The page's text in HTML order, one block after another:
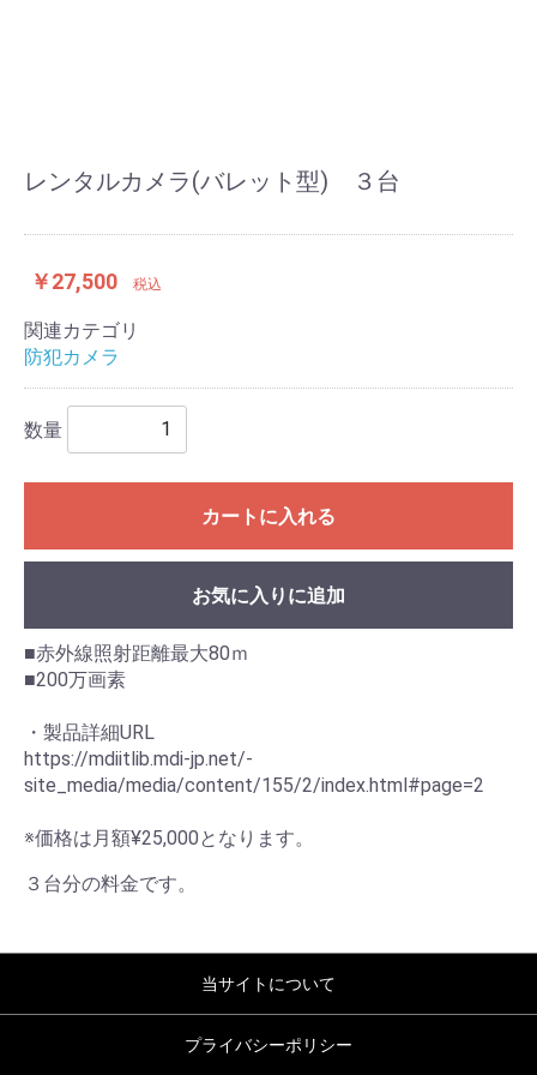
レンタルカメラ(バレット型) ３台
￥27,500 税込
関連カテゴリ
防犯カメラ
数量
カートに入れる
お気に入りに追加
■赤外線照射距離最大80ｍ
■200万画素
・製品詳細URL
https://mdiitlib.mdi-jp.net/-
site_media/media/content/155/2/index.html#page=2
※価格は月額¥25,000となります。
３台分の料金です。
当サイトについて
プライバシーポリシー